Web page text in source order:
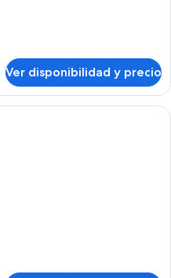
Ver disponibilidad y precio
Vista costera con un camino,